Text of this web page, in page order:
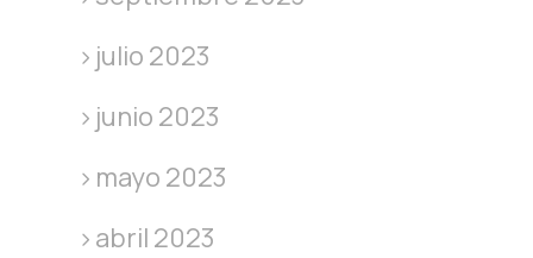
julio 2023
junio 2023
mayo 2023
abril 2023